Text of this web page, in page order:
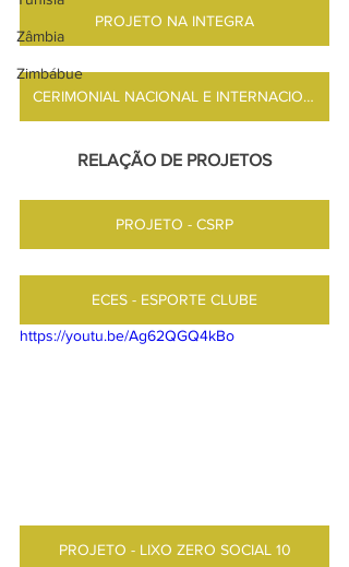
Zâmbia
Zimbábue
PROJETO NA INTEGRA
CERIMONIAL NACIONAL E INTERNACIONAL
RELAÇÃO DE PROJETOS
PROJETO - CSRP
ECES - ESPORTE CLUBE
https://youtu.be/Ag62QGQ4kBo
PROJETO - LIXO ZERO SOCIAL 10